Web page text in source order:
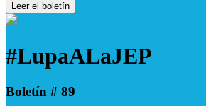
Leer el boletín
#LupaALaJEP
Boletín # 89